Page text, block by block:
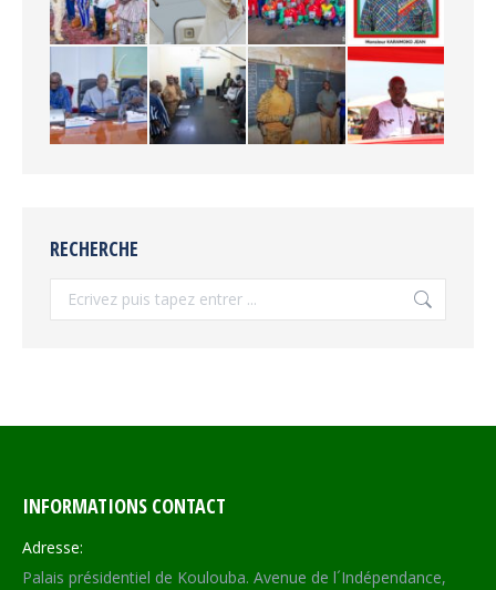
RECHERCHE
INFORMATIONS CONTACT
Adresse:
Palais présidentiel de Koulouba. Avenue de l´Indépendance,